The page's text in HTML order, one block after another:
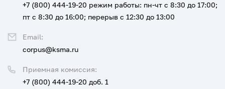
Приемная комиссия:
+7 (800) 444-19-20 доб. 1
+7 (800) 444-19-20 режим работы: пн-чт с 8:30 до 17:00;
пт с 8:30 до 16:00; перерыв с 12:30 до 13:00
Email:
corpus@ksma.ru